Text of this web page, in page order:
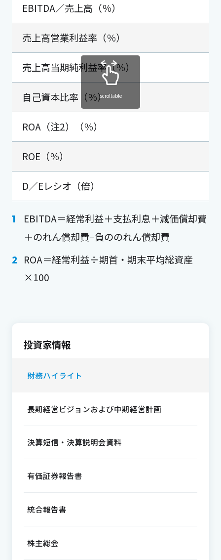
投資家情報
財務ハイライト
長期経営ビジョンおよび中期経営計画
決算短信・決算説明会資料
有価証券報告書
統合報告書
株主総会
EBITDA／売上高（％）
売上高営業利益率（％）
売上高当期純利益率（％）
自己資本比率（％）
ROA（注2）（％）
ROE（％）
D／Eレシオ（倍）
scrollable
EBITDA＝経常利益＋支払利息＋減価償却費
＋のれん償却費−負ののれん償却費
ROA＝経常利益÷期首・期末平均総資産
×100